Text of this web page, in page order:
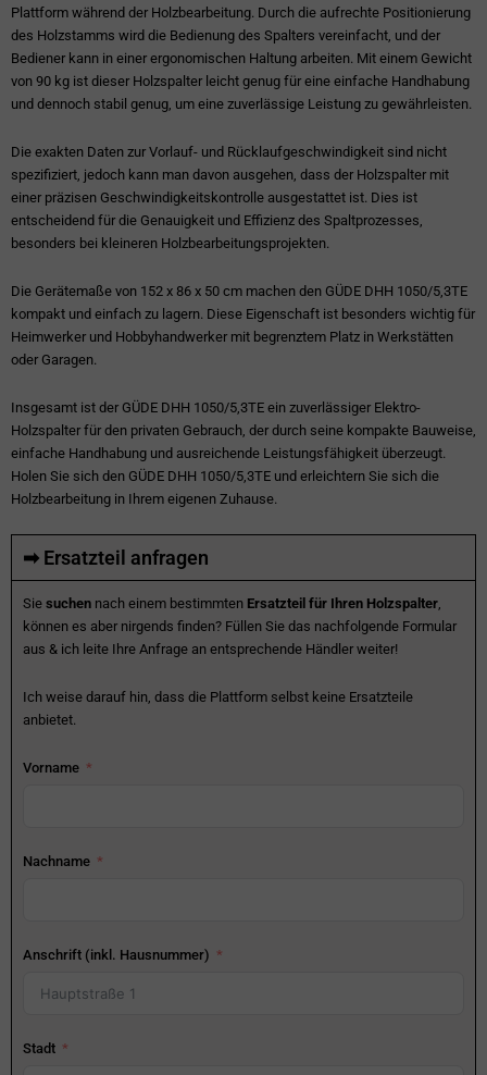
Plattform während der Holzbearbeitung. Durch die aufrechte Positionierung
des Holzstamms wird die Bedienung des Spalters vereinfacht, und der
Bediener kann in einer ergonomischen Haltung arbeiten. Mit einem Gewicht
von 90 kg ist dieser Holzspalter leicht genug für eine einfache Handhabung
und dennoch stabil genug, um eine zuverlässige Leistung zu gewährleisten.
Die exakten Daten zur Vorlauf- und Rücklaufgeschwindigkeit sind nicht
spezifiziert, jedoch kann man davon ausgehen, dass der Holzspalter mit
einer präzisen Geschwindigkeitskontrolle ausgestattet ist. Dies ist
entscheidend für die Genauigkeit und Effizienz des Spaltprozesses,
besonders bei kleineren Holzbearbeitungsprojekten.
Die Gerätemaße von 152 x 86 x 50 cm machen den GÜDE DHH 1050/5,3TE
kompakt und einfach zu lagern. Diese Eigenschaft ist besonders wichtig für
Heimwerker und Hobbyhandwerker mit begrenztem Platz in Werkstätten
oder Garagen.
Insgesamt ist der GÜDE DHH 1050/5,3TE ein zuverlässiger Elektro-
Holzspalter für den privaten Gebrauch, der durch seine kompakte Bauweise,
einfache Handhabung und ausreichende Leistungsfähigkeit überzeugt.
Holen Sie sich den GÜDE DHH 1050/5,3TE und erleichtern Sie sich die
Holzbearbeitung in Ihrem eigenen Zuhause.
➡ Ersatzteil anfragen
Sie suchen nach einem bestimmten Ersatzteil für Ihren Holzspalter,
können es aber nirgends finden? Füllen Sie das nachfolgende Formular
aus & ich leite Ihre Anfrage an entsprechende Händler weiter!
Ich weise darauf hin, dass die Plattform selbst keine Ersatzteile
anbietet.
Vorname
Nachname
Anschrift (inkl. Hausnummer)
Stadt